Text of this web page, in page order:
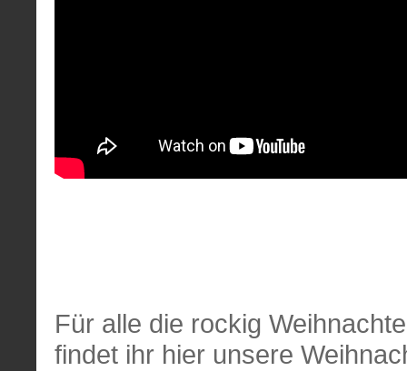
Für alle die rockig
findet ihr hier unsere